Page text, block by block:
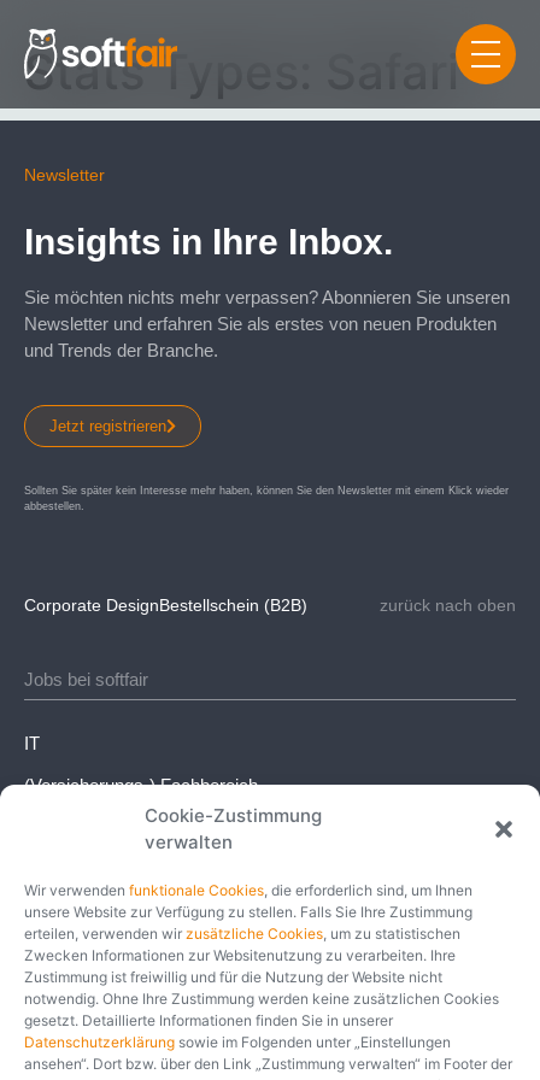
Cookie-Zustimmung
verwalten
Wir verwenden funktionale Cookies, die erforderlich sind, um Ihnen
unsere Website zur Verfügung zu stellen. Falls Sie Ihre Zustimmung
erteilen, verwenden wir zusätzliche Cookies, um zu statistischen
Zwecken Informationen zur Websitenutzung zu verarbeiten. Ihre
Zustimmung ist freiwillig und für die Nutzung der Website nicht
notwendig. Ohne Ihre Zustimmung werden keine zusätzlichen Cookies
gesetzt. Detaillierte Informationen finden Sie in unserer
Datenschutzerklärung sowie im Folgenden unter „Einstellungen
ansehen“. Dort bzw. über den Link „Zustimmung verwalten“ im Footer der
Stats Types: Safari
Newsletter
Insights in Ihre Inbox.
Sie möchten nichts mehr verpassen? Abonnieren Sie unseren
Newsletter und erfahren Sie als erstes von neuen Produkten
und Trends der Branche.
Jetzt registrieren
Sollten Sie später kein Interesse mehr haben, können Sie den Newsletter mit einem Klick wieder
abbestellen.
Corporate DesignBestellschein (B2B) zurück nach oben
Jobs bei softfair
IT
(Versicherungs-) Fachbereich
Kaufmännischer Bereich
Social
Instagram
Facebook